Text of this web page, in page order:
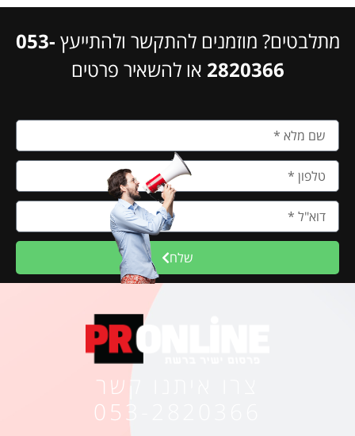
מתלבטים? מוזמנים להתקשר ולהתייעץ 053-
2820366 או להשאיר פרטים
שלח
צרו איתנו קשר
053-2820366